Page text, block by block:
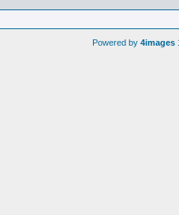
Powered by 4images